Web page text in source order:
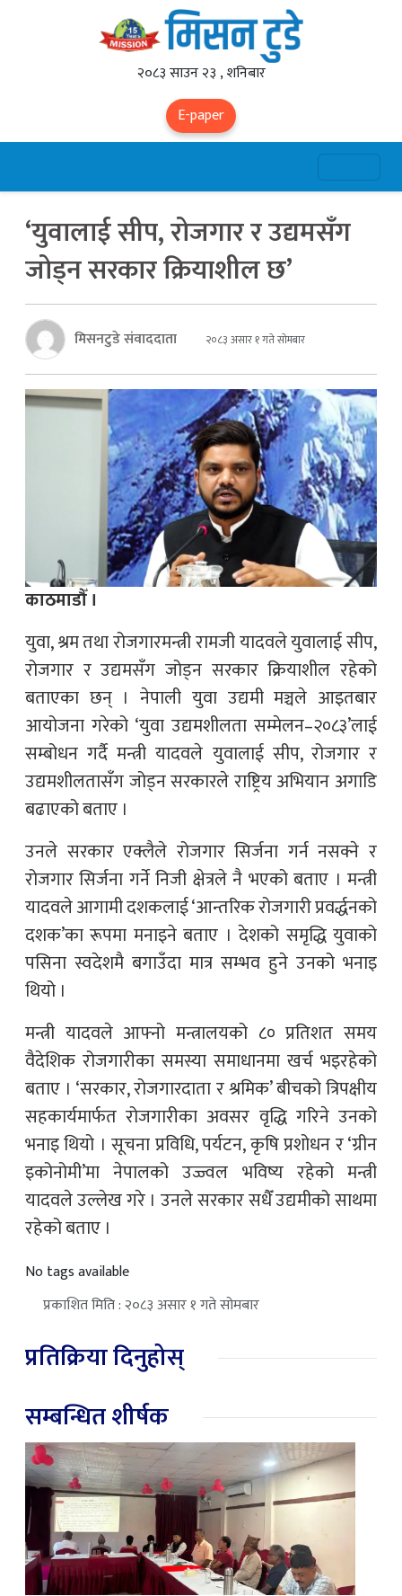
२०८३ साउन २३ , शनिबार
E-paper
‘युवालाई सीप, रोजगार र उद्यमसँग
जोड्न सरकार क्रियाशील छ’
मिसनटुडे संवाददाता २०८३ असार १ गते सोमबार
काठमाडौँ ।
युवा, श्रम तथा रोजगारमन्त्री रामजी यादवले युवालाई सीप,
रोजगार र उद्यमसँग जोड्न सरकार क्रियाशील रहेको
बताएका छन् । नेपाली युवा उद्यमी मञ्चले आइतबार
आयोजना गरेको ‘युवा उद्यमशीलता सम्मेलन–२०८३’लाई
सम्बोधन गर्दै मन्त्री यादवले युवालाई सीप, रोजगार र
उद्यमशीलतासँग जोड्न सरकारले राष्ट्रिय अभियान अगाडि
बढाएको बताए ।
उनले सरकार एक्लैले रोजगार सिर्जना गर्न नसक्ने र
रोजगार सिर्जना गर्ने निजी क्षेत्रले नै भएको बताए । मन्त्री
यादवले आगामी दशकलाई ‘आन्तरिक रोजगारी प्रवर्द्धनको
दशक’का रूपमा मनाइने बताए । देशको समृद्धि युवाको
पसिना स्वदेशमै बगाउँदा मात्र सम्भव हुने उनको भनाइ
थियो ।
मन्त्री यादवले आफ्नो मन्त्रालयको ८० प्रतिशत समय
वैदेशिक रोजगारीका समस्या समाधानमा खर्च भइरहेको
बताए । ‘सरकार, रोजगारदाता र श्रमिक’ बीचको त्रिपक्षीय
सहकार्यमार्फत रोजगारीका अवसर वृद्धि गरिने उनको
भनाइ थियो । सूचना प्रविधि, पर्यटन, कृषि प्रशोधन र ‘ग्रीन
इकोनोमी’मा नेपालको उज्ज्वल भविष्य रहेको मन्त्री
यादवले उल्लेख गरे । उनले सरकार सधैँ उद्यमीको साथमा
रहेको बताए ।
No tags available
प्रकाशित मिति : २०८३ असार १ गते सोमबार
प्रतिक्रिया दिनुहोस्
सम्बन्धित शीर्षक